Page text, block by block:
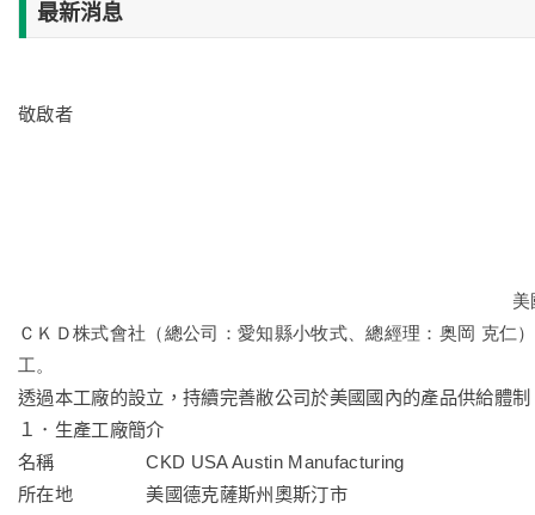
最新消息
敬啟者
美
ＣＫＤ株式會社（總公司：愛知縣小牧式、總經理：奥岡 克仁
工。
透過本工廠的設立，持續完善敝公司於美國國內的產品供給體
１．生產工廠簡介
名稱 CKD USA Austin Manufacturing
所在地 美國德克薩斯州奧斯汀市